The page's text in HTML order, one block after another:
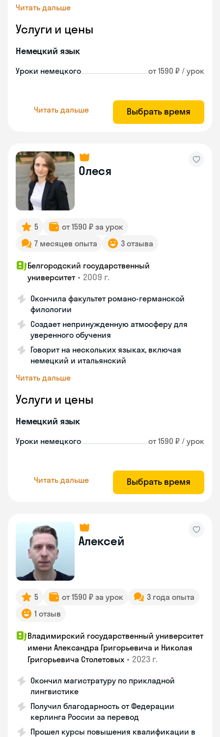
Читать дальше
Услуги и цены
Немецкий язык
Уроки немецкого от 1590 ₽ / урок
Читать дальше Выбрать время
Олеся
5
от 1590 ₽ за урок
7 месяцев опыта
3 отзыва
Белгородский государственный
университет • 2009 г.
Окончила факультет романо-германской
филологии
Создает непринужденную атмосферу для
уверенного обучения
Говорит на нескольких языках, включая
немецкий и итальянский
Читать дальше
Услуги и цены
Немецкий язык
Уроки немецкого от 1590 ₽ / урок
Читать дальше Выбрать время
Алексей
5 от 1590 ₽ за урок
3 года опыта
1 отзыв
Владимирский государственный университет
имени Александра Григорьевича и Николая
Григорьевича Столетовых • 2023 г.
Окончил магистратуру по прикладной
лингвистике
Получил благодарность от Федерации
керлинга России за перевод
Прошел курсы повышения квалификации в